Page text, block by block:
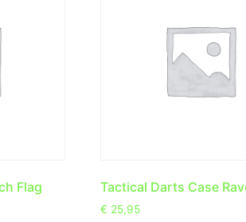
Flag
Tactical Darts Case
€ 25,95